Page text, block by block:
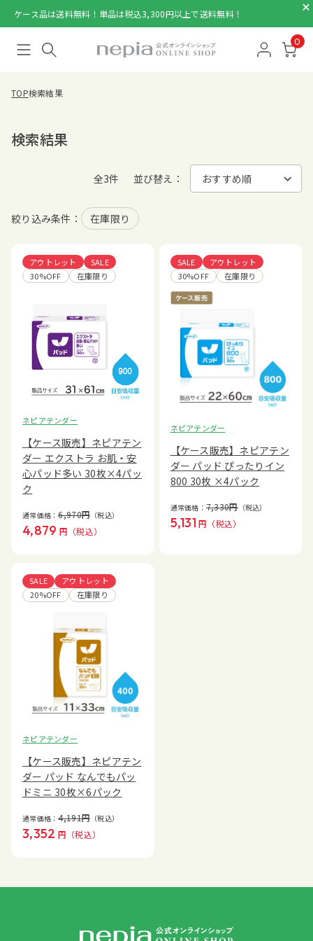
ケース品は送料無料！単品は税込3,300円以上で送料無料！
0
TOP検索結果
検索結果
全3件 並び替え：
絞り込み条件： 在庫限り
アウトレット
SALE
30%OFF
在庫限り
ネピアテンダー
【ケース販売】ネピアテン
ダー エクストラ お肌・安
心パッド多い 30枚×4パッ
ク
通常価格：6,970円 （税込）
4,879 円 （税込）
SALE
アウトレット
30%OFF
在庫限り
ネピアテンダー
【ケース販売】ネピアテン
ダー パッド ぴったりイン
800 30枚 ×4パック
通常価格： 7,330円（税込）
5,131 円 （税込）
SALE
アウトレット
20%OFF
在庫限り
ネピアテンダー
【ケース販売】ネピアテン
ダー パッド なんでもパッ
ドミニ 30枚×6パック
通常価格：4,191円 （税込）
3,352 円 （税込）